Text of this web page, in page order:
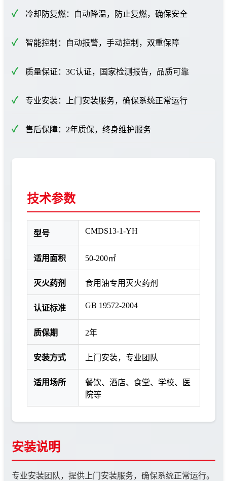
冷却防复燃：自动降温，防止复燃，确保安全
智能控制：自动报警，手动控制，双重保障
质量保证：3C认证，国家检测报告，品质可靠
专业安装：上门安装服务，确保系统正常运行
售后保障：2年质保，终身维护服务
技术参数
型号 CMDS13-1-YH
适用面积 50-200㎡
灭火药剂 食用油专用灭火药剂
认证标准 GB 19572-2004
质保期 2年
安装方式 上门安装，专业团队
适用场所
餐饮、酒店、食堂、学校、医
院等
安装说明
专业安装团队，提供上门安装服务，确保系统正常运行。